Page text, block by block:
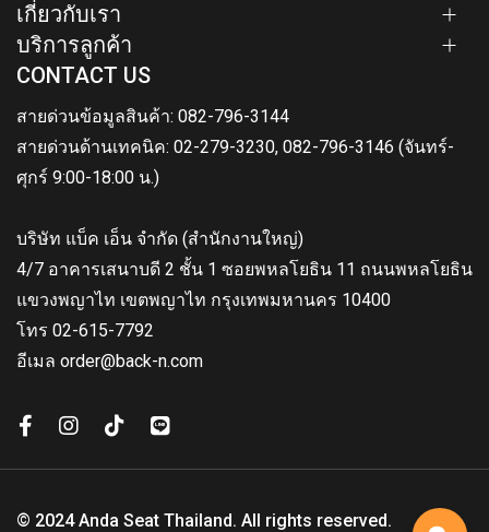
เกี่ยวกับเรา
บริการลูกค้า
CONTACT US
สายด่วนข้อมูลสินค้า: 082-796-3144
สายด่วนด้านเทคนิค: 02-279-3230, 082-796-3146 (จันทร์-
ศุกร์ 9:00-18:00 น.)
บริษัท แบ็ค เอ็น จำกัด (สำนักงานใหญ่)
4/7 อาคารเสนาบดี 2 ชั้น 1 ซอยพหลโยธิน 11 ถนนพหลโยธิน
แขวงพญาไท เขตพญาไท กรุงเทพมหานคร 10400
โทร 02-615-7792
อีเมล order@back-n.com
© 2024 Anda Seat Thailand. All rights reserved.